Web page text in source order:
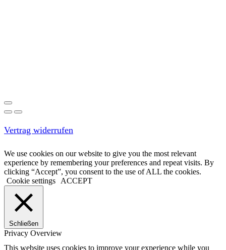
Vertrag widerrufen
We use cookies on our website to give you the most relevant
experience by remembering your preferences and repeat visits. By
clicking “Accept”, you consent to the use of ALL the cookies.
Cookie settings
ACCEPT
Schließen
Privacy Overview
This website uses cookies to improve your experience while you